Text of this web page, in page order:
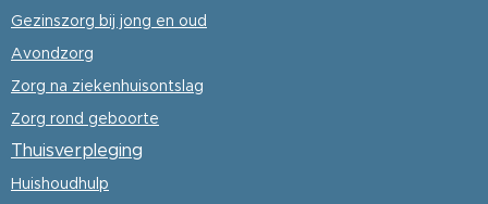
Gezinszorg bij jong en oud
Avondzorg
Zorg na ziekenhuisontslag
Zorg rond geboorte
Thuisverpleging
Huishoudhulp